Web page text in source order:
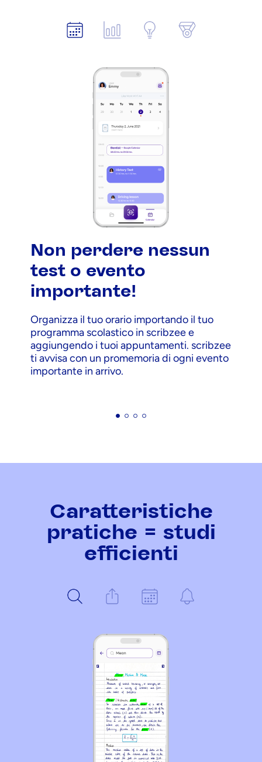
Non perdere nessun
test o evento
importante!
Organizza il tuo orario importando il tuo
programma scolastico in scribzee e
aggiungendo i tuoi appuntamenti. scribzee
ti avvisa con un promemoria di ogni evento
importante in arrivo.
Caratteristiche
pratiche = studi
efficienti